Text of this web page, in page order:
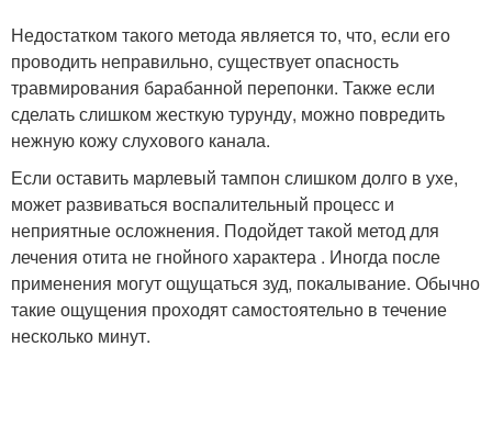
Недостатком такого метода является то, что, если его
проводить неправильно, существует опасность
травмирования барабанной перепонки. Также если
сделать слишком жесткую турунду, можно повредить
нежную кожу слухового канала.
Если оставить марлевый тампон слишком долго в ухе,
может развиваться воспалительный процесс и
неприятные осложнения. Подойдет такой метод для
лечения отита не гнойного характера . Иногда после
применения могут ощущаться зуд, покалывание. Обычно
такие ощущения проходят самостоятельно в течение
несколько минут.